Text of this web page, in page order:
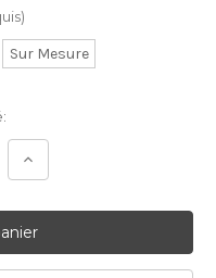
Sur Mesure
Augmenter